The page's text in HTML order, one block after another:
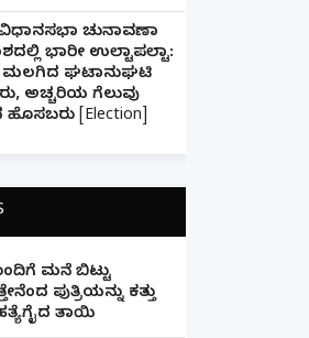
ವಿಧಾನಸಭಾ ಚುನಾವಣಾ
ಭಾರೀ ಉಲ್ಟಾಪಲ್ಟಾ:
ಮಲಗಿದ ಘಟಾನುಘಟಿ
ಅಚ್ಚರಿಯ ಗೆಲುವು
[Election]
ಮನೆ ಬಿಟ್ಟು
ಪುತ್ರಿಯನ್ನು ಕತ್ತು
ತಾಯಿ